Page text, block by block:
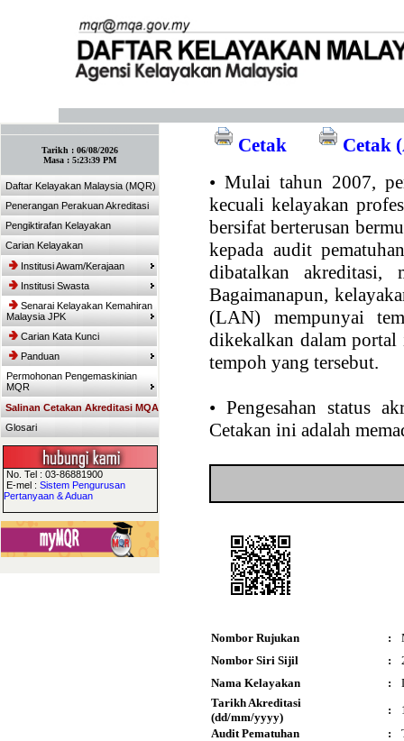
Tarikh : 06/08/2026
Masa : 5:23:39 PM
Daftar Kelayakan Malaysia (MQR)
Penerangan Perakuan Akreditasi
Pengiktirafan Kelayakan
Carian Kelayakan
Institusi Awam/Kerajaan
Institusi Swasta
Senarai Kelayakan Kemahiran
Malaysia JPK
Carian Kata Kunci
Panduan
Permohonan Pengemaskinian
MQR
Salinan Cetakan Akreditasi MQA
Glosari
No. Tel : 03-86881900
E-mel : Sistem Pengurusan
Pertanyaan & Aduan
Cetak
Cetak
• Mulai tahun 2007,
kecuali kelayakan
bersifat berterusan
kepada audit
dibatalkan akreditasi,
Bagaimanapun,
(LAN) mempunyai
dikekalkan dalam portal
tempoh yang tersebut.
• Pengesahan status
Cetakan ini adalah
Nombor Rujukan :
Nombor Siri Sijil
:
Nama Kelayakan
:
Tarikh Akreditasi
(dd/mm/yyyy)
:
Audit Pematuhan
: